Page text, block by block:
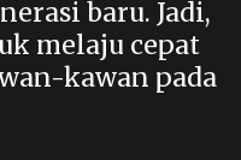
baru. Jadi,
melaju cepat
kawan pada